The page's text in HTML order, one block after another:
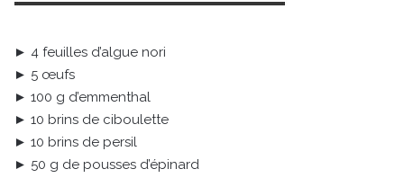
► 4 feuilles d’algue nori
► 5 œufs
► 100 g d’emmenthal
► 10 brins de ciboulette
► 10 brins de persil
► 50 g de pousses d’épinard